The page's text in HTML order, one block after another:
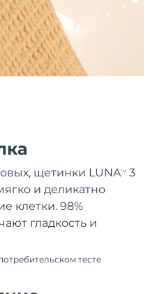
щетинки LUNATM
3
и деликатно
клетки. 98%
гладкость и
тесте